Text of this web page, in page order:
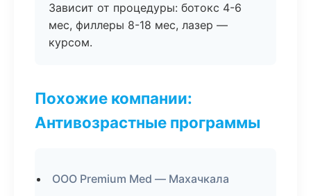
Зависит от процедуры: ботокс 4-6
мес, филлеры 8-18 мес, лазер —
курсом.
Похожие компании:
Антивозрастные программы
ООО Premium Med — Махачкала